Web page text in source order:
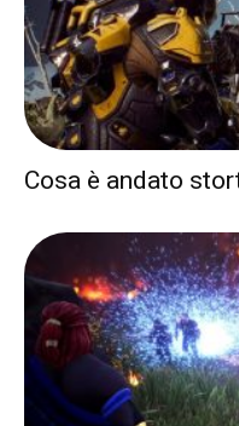
Cosa è andato